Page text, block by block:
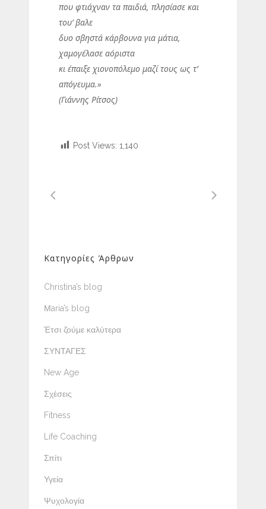
που φτιάχναν τα παιδιά, πλησίασε και
του’ βαλε
δυο σβηστά κάρβουνα για μάτια,
χαμογέλασε αόριστα
κι έπαιξε χιονοπόλεμο μαζί τους ως τ’
απόγευμα.»
(Γιάννης Ρίτσος)
Post Views: 1,140
Κατηγορίες Άρθρων
Christina’s blog
Μaria’s blog
Έτσι ζούμε καλύτερα
ΣΥΝΤΑΓΕΣ
New Age
Σχέσεις
Fitness
Life Coaching
Σπίτι
Υγεία
Ψυχολογία